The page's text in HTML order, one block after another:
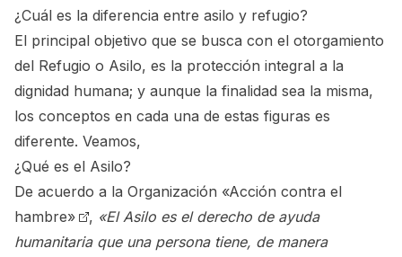
¿Cuál es la diferencia entre asilo y refugio?
El principal objetivo que se busca con el otorgamiento
del Refugio o Asilo, es la protección integral a la
dignidad humana; y aunque la finalidad sea la misma,
los conceptos en cada una de estas figuras es
diferente. Veamos,
¿Qué es el Asilo?
De acuerdo a la Organización «Acción contra el
hambre»
, «El Asilo es el derecho de ayuda
humanitaria que una persona tiene, de manera